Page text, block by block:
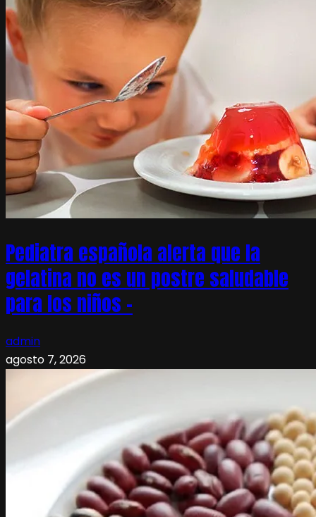
Pediatra española alerta que la
gelatina no es un postre saludable
para los niños –
admin
agosto 7, 2026